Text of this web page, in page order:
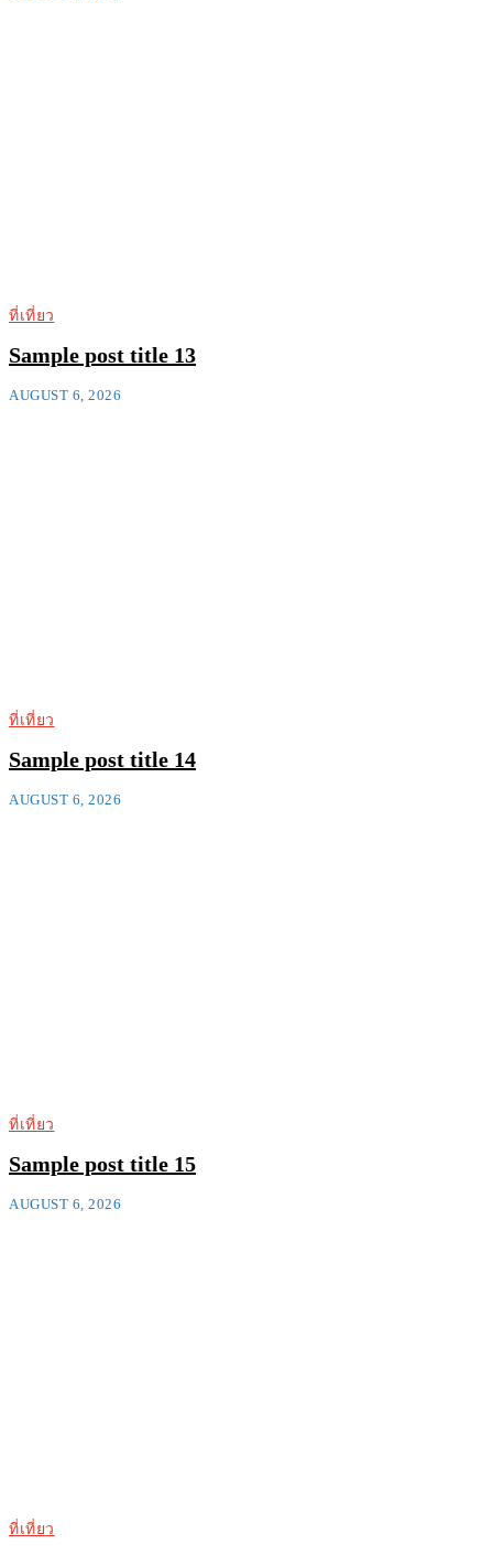
ที่เที่ยว
Sample post title 13
AUGUST 6, 2026
ที่เที่ยว
Sample post title 14
AUGUST 6, 2026
ที่เที่ยว
Sample post title 15
AUGUST 6, 2026
ที่เที่ยว